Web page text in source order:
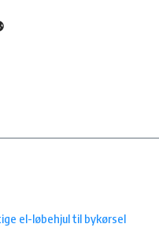
el-løbehjul til bykørsel